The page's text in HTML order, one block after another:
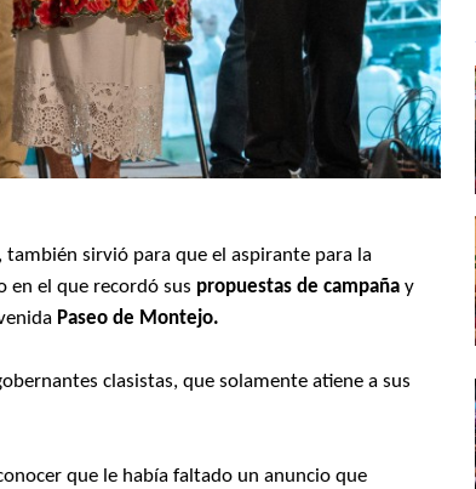
, también sirvió para que el aspirante para la
en el que recordó sus propuestas de campaña y
Paseo de Montejo.
clasistas, que solamente atiene a sus
que le había faltado un anuncio que